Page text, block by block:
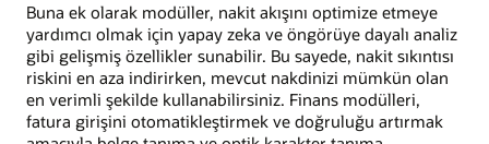
Buna ek olarak modüller, nakit akışını optimize etmeye
yardımcı olmak için yapay zeka ve öngörüye dayalı analiz
gibi gelişmiş özellikler sunabilir. Bu sayede, nakit sıkıntısı
riskini en aza indirirken, mevcut nakdinizi mümkün olan
en verimli şekilde kullanabilirsiniz. Finans modülleri,
fatura girişini otomatikleştirmek ve doğruluğu artırmak